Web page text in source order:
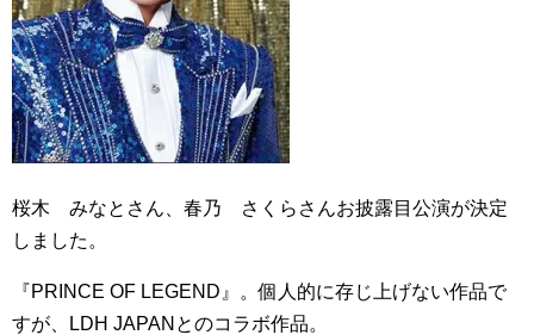
桜木 みなとさん、春乃 さくらさんお披露目公演が決定
しました。
『PRINCE OF LEGEND』。個人的に存じ上げない作品で
すが、LDH JAPANとのコラボ作品。